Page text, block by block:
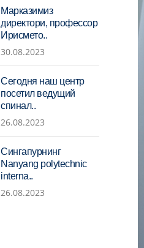
Марказимиз
директори, профессор
Ирисмето..
30.08.2023
Сегодня наш центр
посетил ведущий
спинал..
26.08.2023
Сингапурнинг
Nanyang polytechnic
interna..
26.08.2023